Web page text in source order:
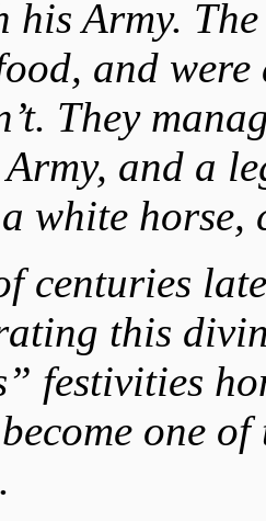
his Army.
and
They
and a
white horse,
centuries
this
festivities
one